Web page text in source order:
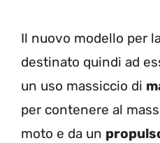
Il nuovo modello per
destinato quindi ad
un uso massiccio di
per contenere al
moto e da un